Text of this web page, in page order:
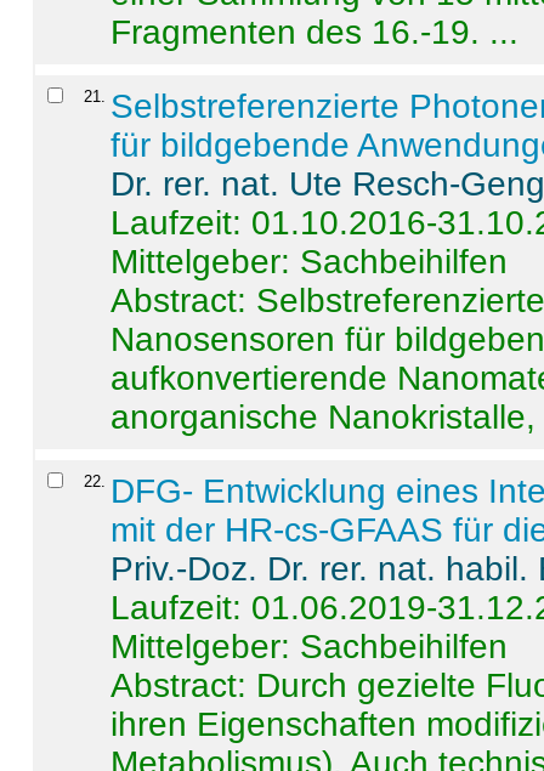
Fragmenten des 16.-19. ...
21
Selbstreferenzierte
für bildgebende
Dr. rer. nat. Ute Resch-
Laufzeit: 01.10.2016-
Mittelgeber: Sachbeihilfen
Abstract:
Nanosensoren für
aufkonvertierende
anorganische
22
DFG- Entwicklung eines
mit der HR-cs-GFAAS für
Priv.-Doz. Dr. rer. nat.
Laufzeit: 01.06.2019-
Mittelgeber: Sachbeihilfen
Abstract: Durch gezielte
ihren Eigenschaften
Metabolismus). Auch